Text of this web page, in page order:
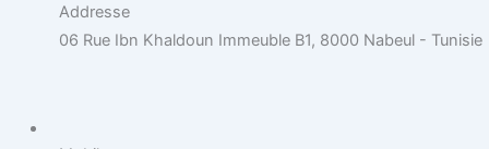
Addresse
06 Rue Ibn Khaldoun Immeuble B1, 8000 Nabeul - Tunisie